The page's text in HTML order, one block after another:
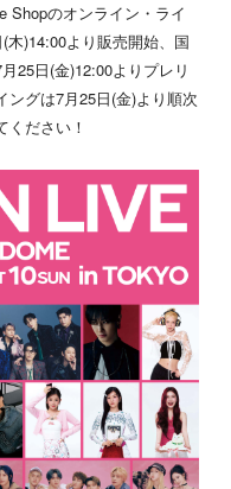
Shopのオンライン・ライ
木)14:00より販売開始、国
25日(金)12:00よりプレリ
ングは7月25日(金)より順次
ださい！